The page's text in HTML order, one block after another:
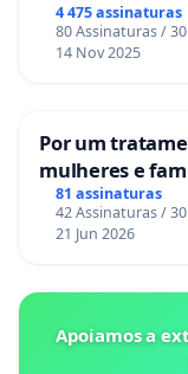
V - defender
de sua
para instruí-los, na
VII - exercer o
VIII - requisitar
inquérito policial,
suas manifestações
4 475 assinaturas
80 Assinaturas /
14 Nov 2025
Por um
mulheres e
gestacional
81 assinaturas
42 Assinaturas /
21 Jun 2026
Apoiamos a